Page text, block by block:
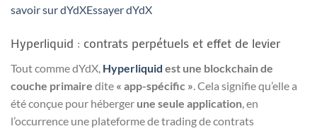
savoir sur dYdXEssayer dYdX
Hyperliquid : contrats perpétuels et effet de levier
Tout comme dYdX, Hyperliquid est une blockchain de
couche primaire dite « app-spécific ». Cela signifie qu’elle a
été conçue pour héberger une seule application, en
l’occurrence une plateforme de trading de contrats